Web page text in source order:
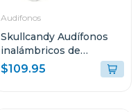
Audifonos
Skullcandy Audífonos
inalámbricos de
diadema hesh bone 360
s6how
$109.95